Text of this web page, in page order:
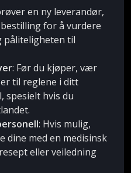
en ny leverandør,
for å vurdere
påliteligheten til
: Før du kjøper, vær
til reglene i ditt
spesielt hvis du
: Hvis mulig,
dine med en medisinsk
eller veiledning